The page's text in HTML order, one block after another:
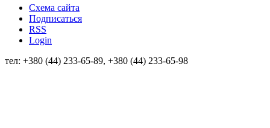
Схема сайта
Подписаться
RSS
Login
тел: +380 (44) 233-65-89, +380 (44) 233-65-98